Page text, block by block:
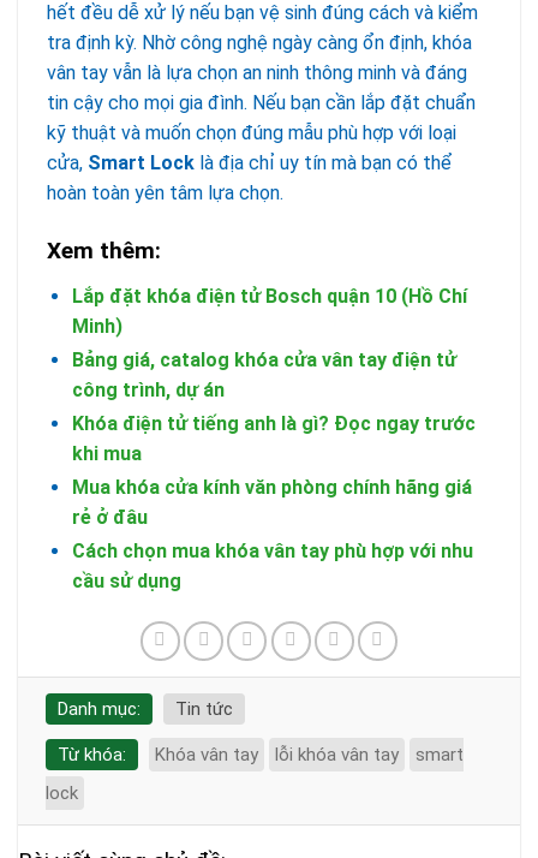
hết đều dễ xử lý nếu bạn vệ sinh đúng cách và kiểm
tra định kỳ. Nhờ công nghệ ngày càng ổn định, khóa
vân tay vẫn là lựa chọn an ninh thông minh và đáng
tin cậy cho mọi gia đình. Nếu bạn cần lắp đặt chuẩn
kỹ thuật và muốn chọn đúng mẫu phù hợp với loại
cửa, Smart Lock là địa chỉ uy tín mà bạn có thể
hoàn toàn yên tâm lựa chọn.
Xem thêm:
Lắp đặt khóa điện tử Bosch quận 10 (Hồ Chí
Minh)
Bảng giá, catalog khóa cửa vân tay điện tử
công trình, dự án
Khóa điện tử tiếng anh là gì? Đọc ngay trước
khi mua
Mua khóa cửa kính văn phòng chính hãng giá
rẻ ở đâu
Cách chọn mua khóa vân tay phù hợp với nhu
cầu sử dụng
Danh mục: Tin tức
Từ khóa: Khóa vân tay lỗi khóa vân tay
smart
lock